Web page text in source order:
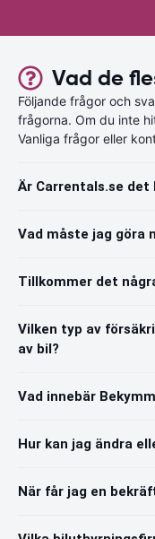
Vad de
Följande frågor och
frågorna. Om du inte
Vanliga frågor eller
Är Carrentals.se det
Vad måste jag göra
Tillkommer det
Vilken typ av
av bil?
Vad innebär
Hur kan jag ändra
När får jag en